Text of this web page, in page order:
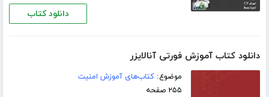
دانلود کتاب
دانلود کتاب آموزش فورتی آنالایزر
موضوع:کتاب‌های آموزش امنیت
۲۵۵ صفحه